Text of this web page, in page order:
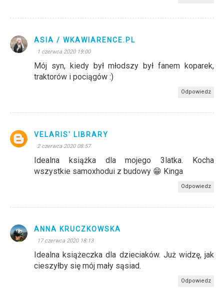
ASIA / WKAWIARENCE.PL
1 czerwca 2020 19:00
Mój syn, kiedy był młodszy był fanem koparek,
traktorów i pociągów :)
Odpowiedz
VELARIS' LIBRARY
2 czerwca 2020 08:57
Idealna książka dla mojego 3latka. Kocha
wszystkie samoxhodui z budowy 😁 Kinga
Odpowiedz
ANNA KRUCZKOWSKA
17 czerwca 2020 18:13
Idealna książeczka dla dzieciaków. Już widzę, jak
cieszyłby się mój mały sąsiad.
Odpowiedz